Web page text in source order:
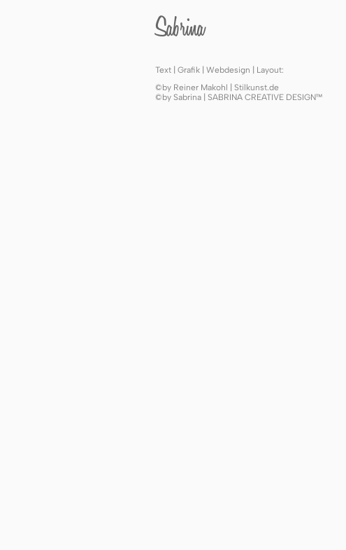
Sabrina
Text | Grafik | Webdesign | Layout:
©by Reiner Makohl | Stilkunst.de
©by Sabrina | SABRINA CREATIVE DESIGN™